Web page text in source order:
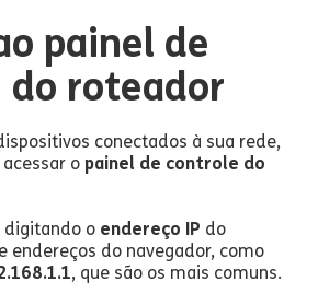
painel de
roteador
conectados à sua rede,
o painel de controle do
digitando o endereço IP do
endereços do navegador, como
, que são os mais comuns.